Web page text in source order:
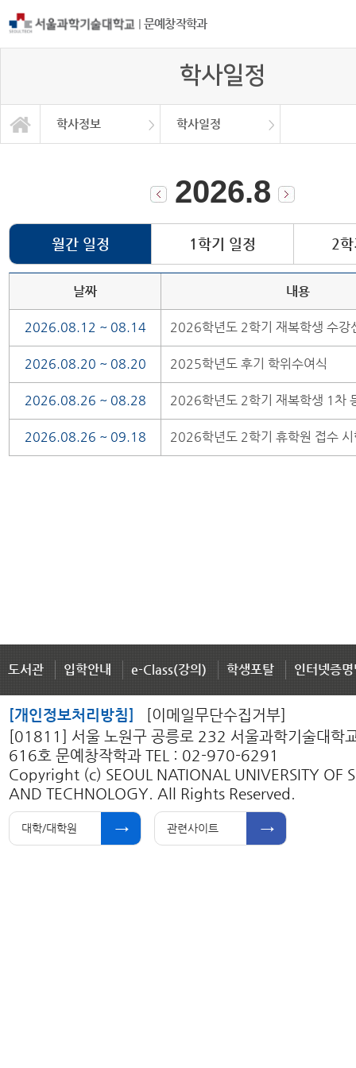
| 문예창작학과
학사일정
학사정보 학사일정
학과소개
교과과정
학사정보
대학원
서식 및 자료
등단 및 수상현황
학사일정
공지사항
공모전 및 취업 홍보
Q＆A
2026.8
월간 일정 1학기 일정 2
날짜 내용
2026.08.12 ~ 08.14 2026학년도 2학기 재복학생 수강
2026.08.20 ~ 08.20 2025학년도 후기 학위수여식
2026.08.26 ~ 08.28 2026학년도 2학기 재복학생 1차
2026.08.26 ~ 09.18 2026학년도 2학기 휴학원 접수
도서관 입학안내 e-Class(강의) 학생포탈 인터넷증
[개인정보처리방침]
[이메일무단수집거부]
[01811] 서울 노원구 공릉로 232 서울과학기술대학
616호 문예창작학과 TEL : 02-970-6291
Copyright (c) SEOUL NATIONAL UNIVERSITY OF
AND TECHNOLOGY. All Rights Reserved.
대학/대학원 관련사이트